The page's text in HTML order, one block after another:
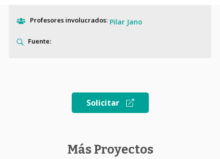
Profesores involucrados: Pilar Jano
Fuente:
Solicitar
Más Proyectos